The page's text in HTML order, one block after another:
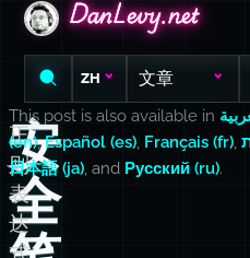
DanLevy.net
DanLevy.net
DanLevy.net
ZH 文章
安
全
正
则
表
达
式
This post is also available in
(en),Español (es), Français (fr),
日本語 (ja), and Русский (ru).